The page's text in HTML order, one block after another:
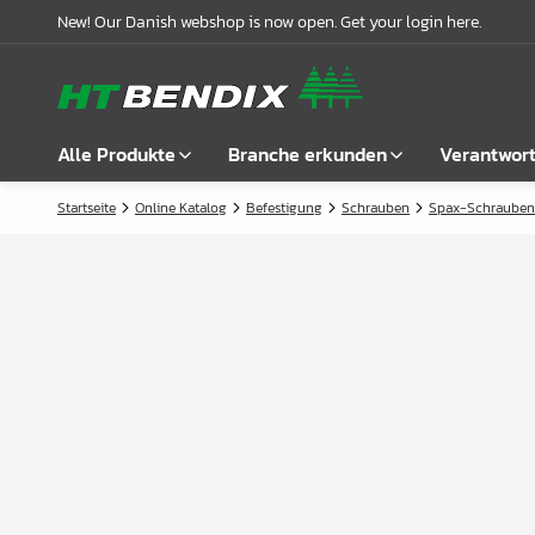
New! Our Danish webshop is now open. Get your login here.
Alle Produkte
Alle anzeigen
Branche erkunden
Möbelindustrie
Über uns
Startseite Online Katalog Befestigung Schrauben Spax-Schrauben